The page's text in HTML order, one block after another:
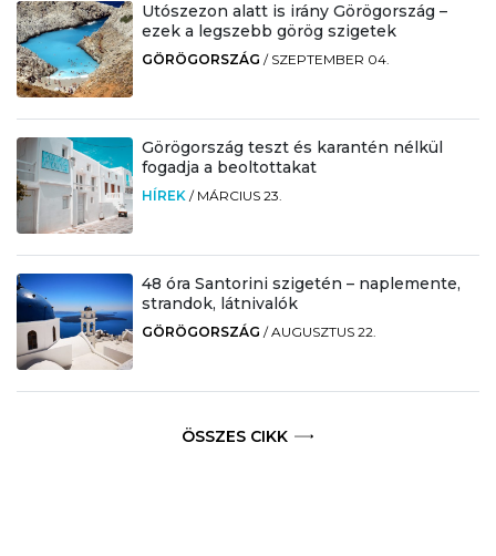
Utószezon alatt is irány Görögország –
ezek a legszebb görög szigetek
GÖRÖGORSZÁG / SZEPTEMBER 04.
Görögország teszt és karantén nélkül
fogadja a beoltottakat
HÍREK / MÁRCIUS 23.
48 óra Santorini szigetén – naplemente,
strandok, látnivalók
GÖRÖGORSZÁG /AUGUSZTUS 22.
ÖSSZES CIKK